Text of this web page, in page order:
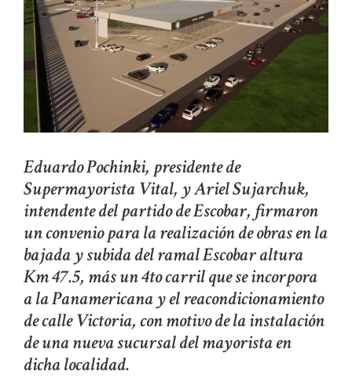
Eduardo Pochinki, presidente de
Supermayorista Vital, y Ariel Sujarchuk,
intendente del partido de Escobar, firmaron
un convenio para la realización de obras en la
bajada y subida del ramal Escobar altura
Km 47.5, más un 4to carril que se incorpora
a la Panamericana y el reacondicionamiento
de calle Victoria, con motivo de la instalación
de una nueva sucursal del mayorista en
dicha localidad.